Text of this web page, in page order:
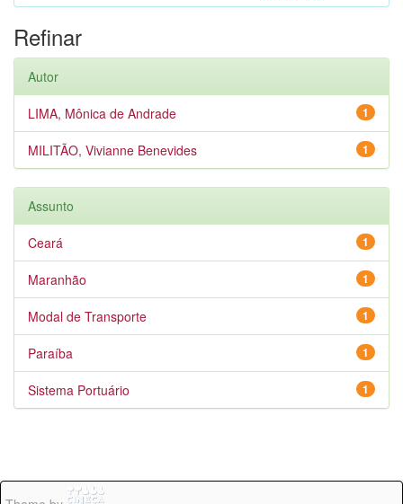
Refinar
Autor
1
LIMA, Mônica de Andrade
1
MILITÃO, Vivianne Benevides
Assunto
1
Ceará
1
Maranhão
1
Modal de Transporte
1
Paraíba
1
Sistema Portuário